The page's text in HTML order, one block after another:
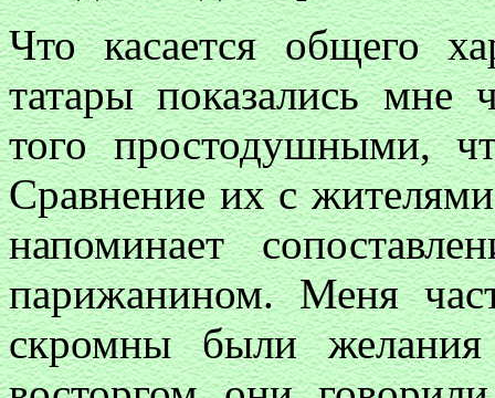
Что касается общего
татары показались
того простодушными,
Сравнение их с
напоминает
парижанином. Меня
скромны были